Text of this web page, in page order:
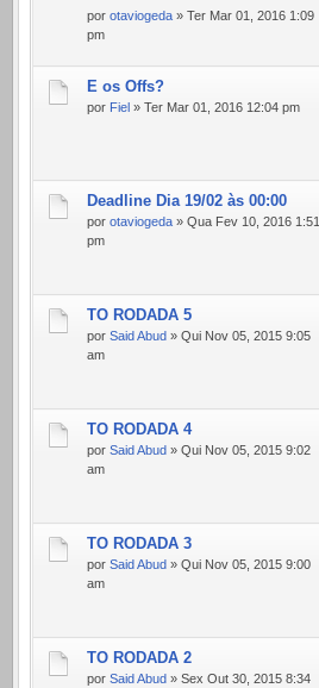
por otaviogeda » Ter Mar 01, 2016 1:09
pm
E os Offs?
por Fiel » Ter Mar 01, 2016 12:04 pm
Deadline Dia 19/02 às 00:00
por otaviogeda » Qua Fev 10, 2016 1:51
pm
TO RODADA 5
por Said Abud » Qui Nov 05, 2015 9:05
am
TO RODADA 4
por Said Abud » Qui Nov 05, 2015 9:02
am
TO RODADA 3
por Said Abud » Qui Nov 05, 2015 9:00
am
TO RODADA 2
por Said Abud » Sex Out 30, 2015 8:34